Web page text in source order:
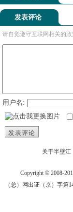
发表评论
请自觉遵守互联网相关的
用户名:
发表评论
关于半壁江
Copyright © 2008-
（总）网出证（京）字第